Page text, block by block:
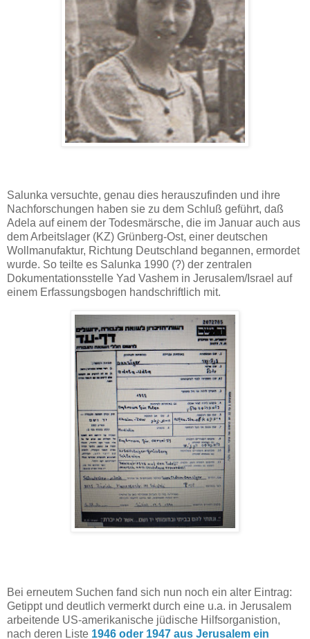
Salunka versuchte, genau dies herauszufinden und ihre
Nachforschungen haben sie zu dem Schluß geführt, daß
Adela auf einem der Todesmärsche, die im Januar auch aus
dem Arbeitslager (KZ) Grünberg-Ost, einer deutschen
Wollmanufaktur, Richtung Deutschland begannen, ermordet
wurde. So teilte es Salunka 1990 (?) der zentralen
Dokumentationsstelle Yad Vashem in Jerusalem/Israel auf
einem Erfassungsbogen handschriftlich mit.
Bei erneutem Suchen fand sich nun noch ein alter Eintrag:
Getippt und deutlich vermerkt durch eine u.a. in Jerusalem
arbeitende US-amerikanische jüdische Hilfsorganistion,
nach deren Liste 1946 oder 1947 aus Jerusalem ein